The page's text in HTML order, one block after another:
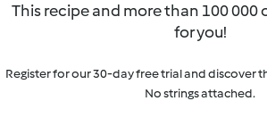
This recipe and more than 100 000
for you!
Register for our 30-day free trial and discover
No strings attached.